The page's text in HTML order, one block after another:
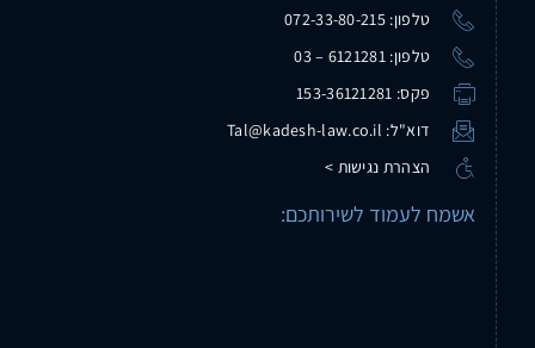
טלפון: 072-33-80-215
טלפון: 6121281 – 03
פקס: 153-36121281
דוא"ל: Tal@kadesh-law.co.il
הצהרת נגישות >
אשמח לעמוד לשירותכם: